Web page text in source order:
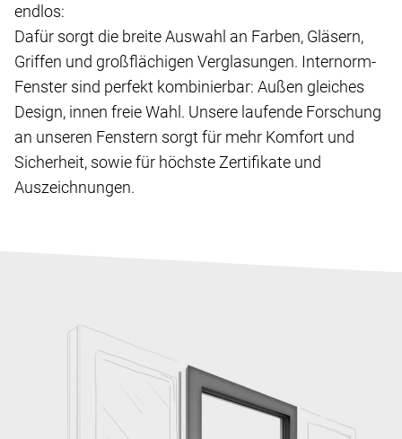
endlos:
Dafür sorgt die breite Auswahl an Farben, Gläsern,
Griffen und großflächigen Verglasungen. Internorm-
Fenster sind perfekt kombinierbar: Außen gleiches
Design, innen freie Wahl. Unsere laufende Forschung
an unseren Fenstern sorgt für mehr Komfort und
Sicherheit, sowie für höchste Zertifikate und
Auszeichnungen.